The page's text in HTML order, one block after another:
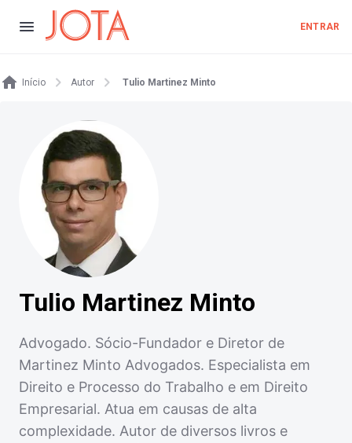
ENTRAR
Início Autor Tulio Martinez Minto
Tulio Martinez Minto
Advogado. Sócio-Fundador e Diretor de
Martinez Minto Advogados. Especialista em
Direito e Processo do Trabalho e em Direito
Empresarial. Atua em causas de alta
complexidade. Autor de diversos livros e